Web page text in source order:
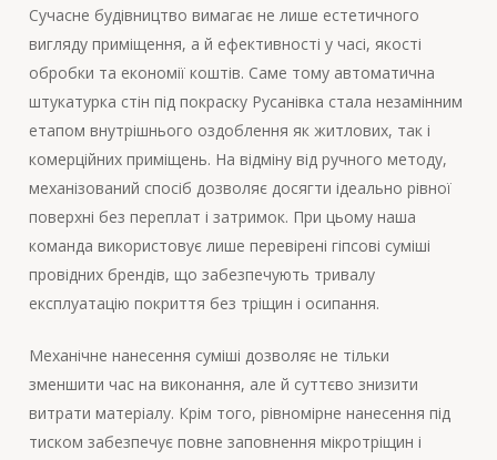
Сучасне будівництво вимагає не лише естетичного
вигляду приміщення, а й ефективності у часі, якості
обробки та економії коштів. Саме тому автоматична
штукатурка стін під покраску Русанівка стала незамінним
етапом внутрішнього оздоблення як житлових, так і
комерційних приміщень. На відміну від ручного методу,
механізований спосіб дозволяє досягти ідеально рівної
поверхні без переплат і затримок. При цьому наша
команда використовує лише перевірені гіпсові суміші
провідних брендів, що забезпечують тривалу
експлуатацію покриття без тріщин і осипання.
Механічне нанесення суміші дозволяє не тільки
зменшити час на виконання, але й суттєво знизити
витрати матеріалу. Крім того, рівномірне нанесення під
тиском забезпечує повне заповнення мікротріщин і